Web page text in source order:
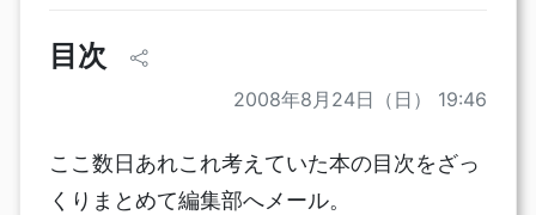
目次
2008年8月24日（日） 19:46
ここ数日あれこれ考えていた本の目次をざっ
くりまとめて編集部へメール。